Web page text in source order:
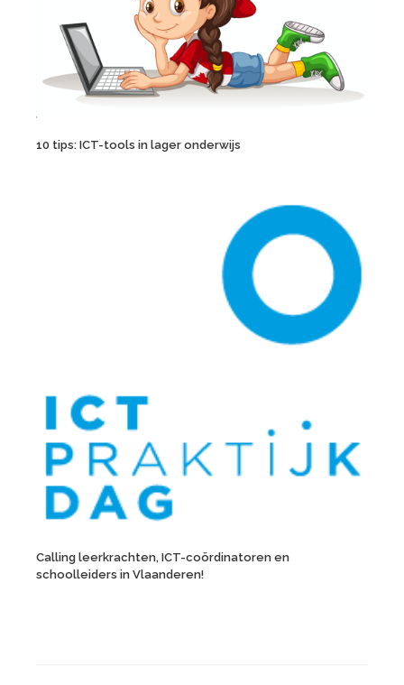
10 tips: ICT-tools in lager onderwijs
Calling leerkrachten, ICT-coördinatoren en
schoolleiders in Vlaanderen!